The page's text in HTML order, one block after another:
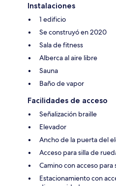
Instalaciones
1 edificio
Se construyó en 2020
Sala de fitness
Alberca al aire libre
Sauna
Baño de vapor
Facilidades de acceso
Señalización braille
Elevador
Ancho de la puerta del
Acceso para silla de
Camino con acceso para
Estacionamiento con